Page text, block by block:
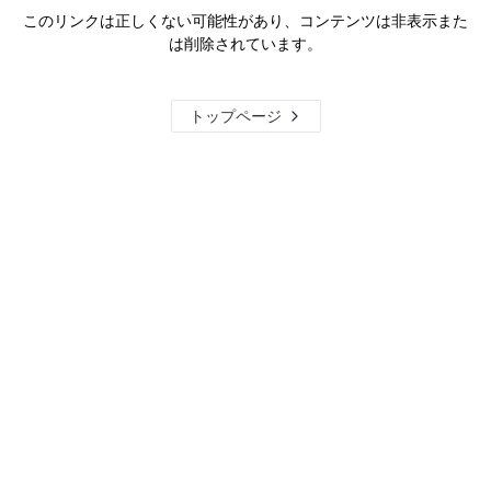
このリンクは正しくない可能性があり、コンテンツは非表示また
は削除されています。
トップページ